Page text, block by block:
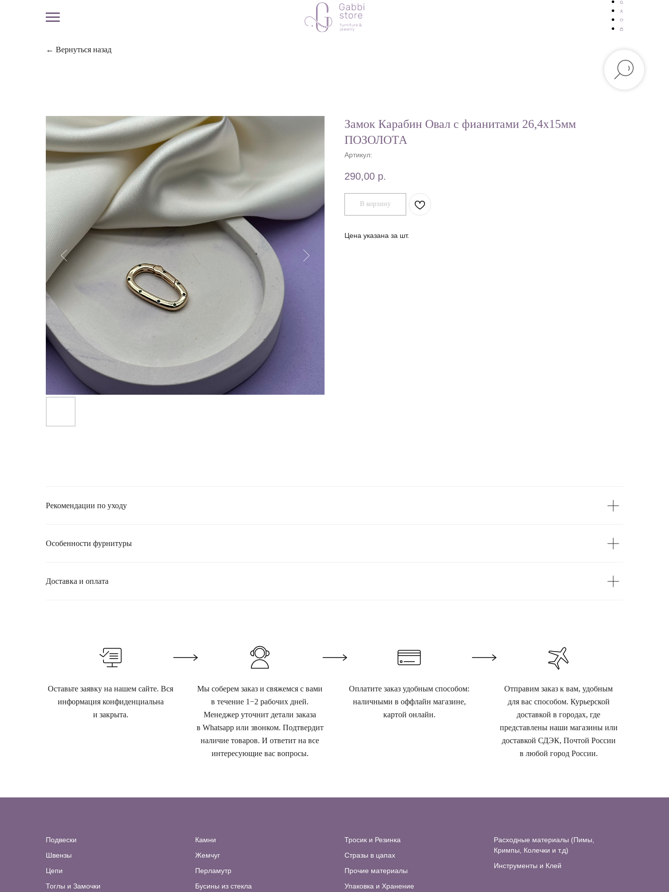
← Вернуться назад
Замок Карабин Овал с фианитами 26,4х15мм
ПОЗОЛОТА
Артикул:
290,00 р.
В корзину
Цена указана за шт.
Рекомендации по уходу
Особенности фурнитуры
Доставка и оплата
Оставьте заявку на нашем сайте. Вся
информация конфиденциальна
и закрыта.
Мы соберем заказ и свяжемся с вами
в течение 1−2 рабочих дней.
Менеджер уточнит детали заказа
в Whatsapp или звонком. Подтвердит
наличие товаров. И ответит на все
интересующие вас вопросы.
Оплатите заказ удобным способом:
наличными в оффлайн магазине,
картой онлайн.
Отправим заказ к вам, удобным
для вас способом. Курьерской
доставкой в городах, где
представлены наши магазины или
доставкой СДЭК, Почтой России
в любой город России.
Подвески
Швензы
Цепи
Тоглы и Замочки
Камни
Жемчуг
Перламутр
Бусины из стекла
Тросик и Резинка
Стразы в цапах
Прочие материалы
Упаковка и Хранение
Расходные материалы (Пимы,
Кримпы, Колечки и т.д)
Инструменты и Клей